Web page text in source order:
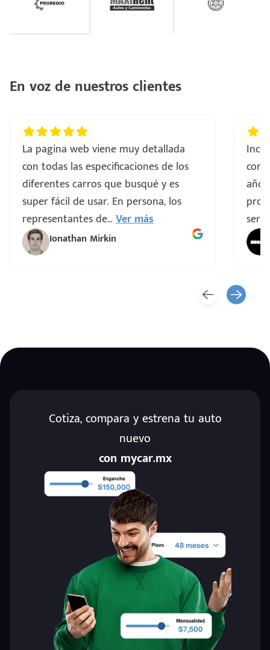
En voz de nuestros clientes
La pagina web viene muy detallada
con todas las especificaciones de los
diferentes carros que busqué y es
super fácil de usar. En persona, los
representantes de...Ver más
Ionathan Mirkin
Cotiza, compara y estrena tu auto
nuevo
con mycar.mx